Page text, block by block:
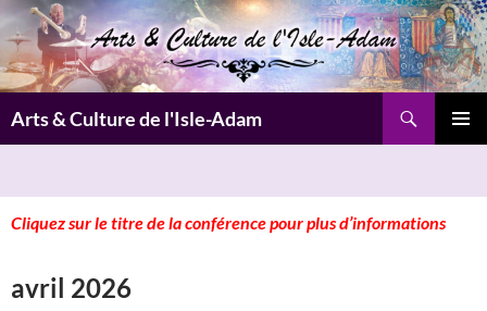
Aller
au
contenu
Arts & Culture de l'Isle-Adam
Cliquez sur le titre de la conférence pour plus d’informations
avril 2026